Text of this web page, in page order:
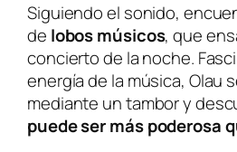
Siguiendo el sonido,
de lobos músicos, que
concierto de la noche.
energía de la música, Olau
mediante un tambor y
puede ser más poderosa